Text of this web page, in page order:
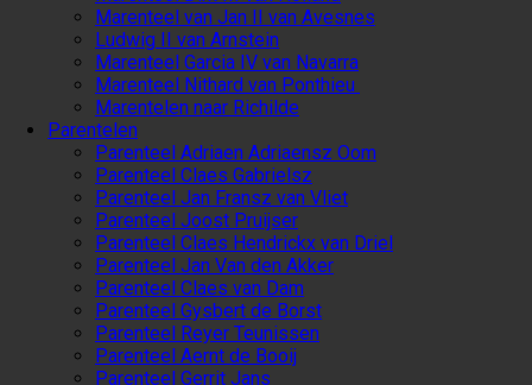
Marenteel van Jan II van Avesnes
Ludwig II van Arnstein
Marenteel Garcia IV van Navarra
Marenteel Nithard van Ponthieu
Marentelen naar Richilde
Parentelen
Parenteel Adriaen Adriaensz Oom
Parenteel Claes Gabrielsz
Parenteel Jan Fransz van Vliet
Parenteel Joost Pruijser
Parenteel Claes Hendrickx van Driel
Parenteel Jan Van den Akker
Parenteel Claes van Dam
Parenteel Gysbert de Borst
Parenteel Reyer Teunissen
Parenteel Aernt de Booij
Parenteel Gerrit Jans